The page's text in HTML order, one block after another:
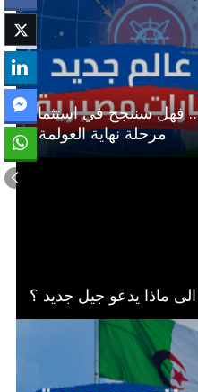
فهل سننجح في استثمار
مرحلة نهاية العولمة؟
ماذا يدعو جيل جديد ؟